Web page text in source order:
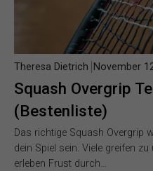
Squash Overgrip
(Bestenliste)
Theresa Dietrich November
Das richtige Squash Overgrip
dein Spiel sein. Viele greifen
erleben Frust durch…